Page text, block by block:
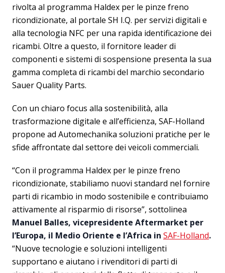
rivolta al programma Haldex per le pinze freno
ricondizionate, al portale SH I.Q. per servizi digitali e
alla tecnologia NFC per una rapida identificazione dei
ricambi. Oltre a questo, il fornitore leader di
componenti e sistemi di sospensione presenta la sua
gamma completa di ricambi del marchio secondario
Sauer Quality Parts.
Con un chiaro focus alla sostenibilità, alla
trasformazione digitale e all’efficienza, SAF-Holland
propone ad Automechanika soluzioni pratiche per le
sfide affrontate dal settore dei veicoli commerciali.
“Con il programma Haldex per le pinze freno
ricondizionate, stabiliamo nuovi standard nel fornire
parti di ricambio in modo sostenibile e contribuiamo
attivamente al risparmio di risorse”, sottolinea
Manuel Balles, vicepresidente Aftermarket per
l’Europa, il Medio Oriente e l’Africa in SAF-Holland.
“Nuove tecnologie e soluzioni intelligenti
supportano e aiutano i rivenditori di parti di